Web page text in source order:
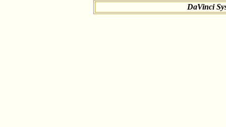
DaVinci